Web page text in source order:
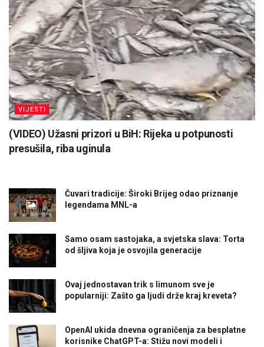
VIJESTI
(VIDEO) Užasni prizori u BiH: Rijeka u potpunosti
presušila, riba uginula
Čuvari tradicije: Široki Brijeg odao priznanje
legendama MNL-a
Samo osam sastojaka, a svjetska slava: Torta
od šljiva koja je osvojila generacije
Ovaj jednostavan trik s limunom sve je
popularniji: Zašto ga ljudi drže kraj kreveta?
OpenAI ukida dnevna ograničenja za besplatne
korisnike ChatGPT-a: Stižu novi modeli i